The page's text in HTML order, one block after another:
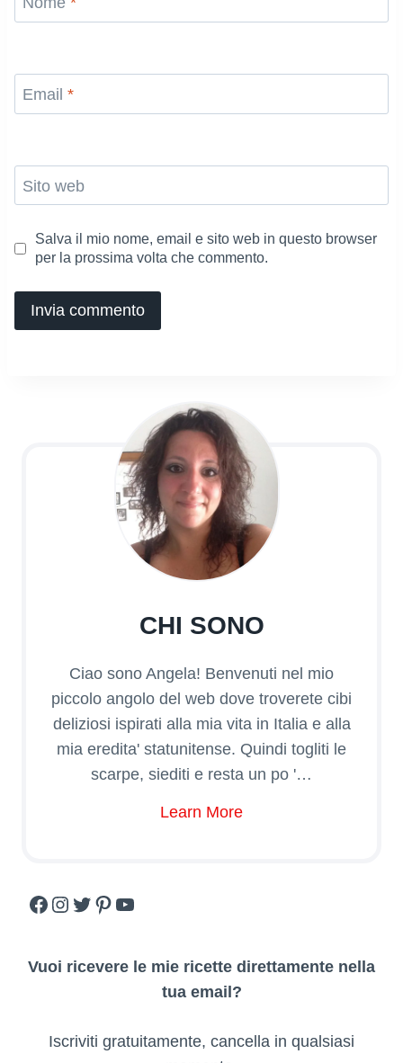
Email *
Sito web
Salva il mio nome, email e sito web in questo browser
per la prossima volta che commento.
CHI SONO
Ciao sono Angela! Benvenuti nel mio
piccolo angolo del web dove troverete cibi
deliziosi ispirati alla mia vita in Italia e alla
mia eredita' statunitense. Quindi togliti le
scarpe, siediti e resta un po '…
Learn More
Facebook
Instagram
Twitter
Pinterest
YouTube
Vuoi ricevere le mie ricette direttamente nella
tua email?
Iscriviti gratuitamente, cancella in qualsiasi